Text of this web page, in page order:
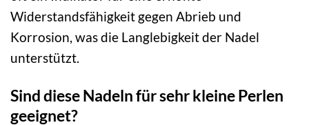
Widerstandsfähigkeit gegen Abrieb und
Korrosion, was die Langlebigkeit der Nadel
unterstützt.
Sind diese Nadeln für sehr kleine Perlen
geeignet?